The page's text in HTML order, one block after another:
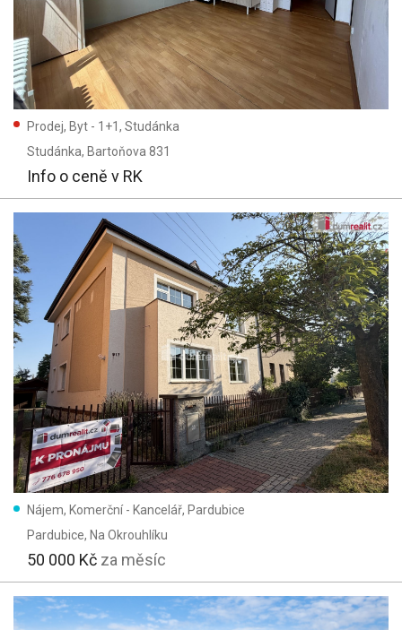
Prodej, Byt - 1+1, Studánka
Studánka, Bartoňova 831
Info o ceně v RK
Nájem, Komerční - Kancelář, Pardubice
Pardubice, Na Okrouhlíku
50 000 Kč za měsíc